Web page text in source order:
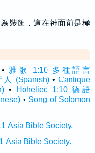
裝飾，這在神面前是極
雅歌 1:10 多種語言
人 (Spanish) • Cantique
•
Hohelied 1:10 德語
• Song of Solomon
Asia Bible Society.
Asia Bible Society.